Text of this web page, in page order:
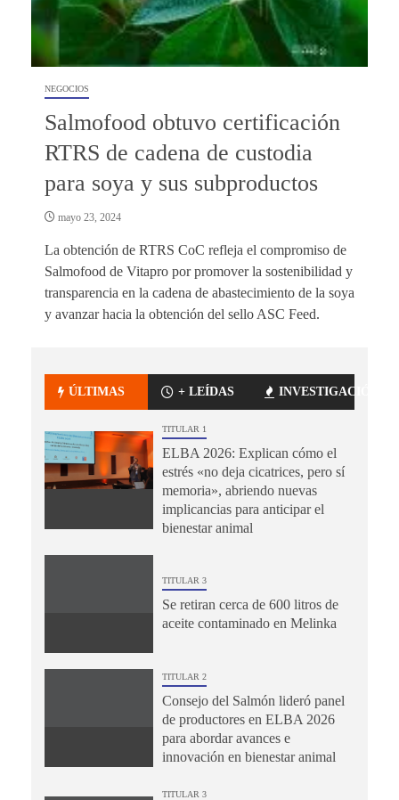
NEGOCIOS
Salmofood obtuvo certificación
RTRS de cadena de custodia
para soya y sus subproductos
mayo 23, 2024
La obtención de RTRS CoC refleja el compromiso de
Salmofood de Vitapro por promover la sostenibilidad y
transparencia en la cadena de abastecimiento de la soya
y avanzar hacia la obtención del sello ASC Feed.
ÚLTIMAS + LEÍDAS INVESTIGACIÓN
TITULAR 1
ELBA 2026: Explican cómo el
estrés «no deja cicatrices, pero sí
memoria», abriendo nuevas
implicancias para anticipar el
bienestar animal
TITULAR 3
Se retiran cerca de 600 litros de
aceite contaminado en Melinka
TITULAR 2
Consejo del Salmón lideró panel
de productores en ELBA 2026
para abordar avances e
innovación en bienestar animal
TITULAR 3